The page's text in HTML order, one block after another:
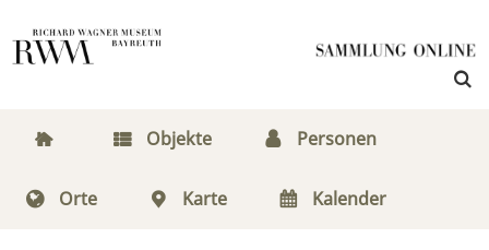
Objekte Personen
Orte Karte Kalender